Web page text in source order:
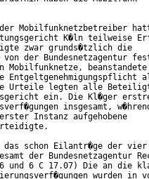
der Mobilfunknetzbetreiber
K�ln teilweise
zwar grunds�tzlich die
der Bundesnetzagentur
beanstandete
Entgeltgenehmigungspflicht
Urteile legten alle
ein. Die Kl�ger
insgesamt,
Instanz aufgehobene
verteidigte.
das schon Eilantr�ge der
der Bundesnetzagentur
und 6 C 17.07) Die an die
wurden in